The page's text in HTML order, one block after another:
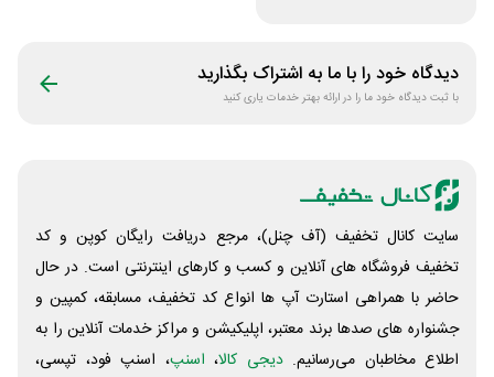
دیدگاه خود را با ما به اشتراک بگذارید
با ثبت دیدگاه خود ما را در ارائه بهتر خدمات یاری کنید
سایت کانال تخفیف (آف چنل)، مرجع دریافت رایگان کوپن و کد
تخفیف فروشگاه های آنلاین و کسب و‌ کارهای اینترنتی است. در حال
حاضر با همراهی استارت آپ ها انواع کد تخفیف، مسابقه، کمپین و
جشنواره های صدها برند معتبر، اپلیکیشن و مراکز خدمات آنلاین را به
اطلاع مخاطبان می‌رسانیم. دیجی کالا، اسنپ، اسنپ فود، تپسی،